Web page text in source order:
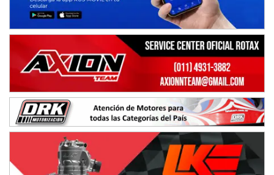
ENTRERRIANO - F6 (POSTERGADA)
Parque de la Velocidad (Asfalto)
Villaguay (Entre Ríos)
VICTORIENSE - F7
El Cerro (Tierra)
Victoria (Entre Ríos)
PATAGONICO - F6
Moto Club Reginense (Tierra)
Gral. E. Godoy (Río Negro)
Juventud Unida (Tierra)
Humboldt (Santa Fe)